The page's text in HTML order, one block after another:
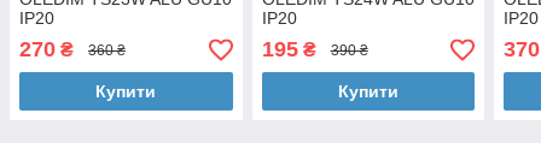
IP20
270 ₴ 360 ₴
Купити
IP20
195₴ 390 ₴
Купити
IP20
370